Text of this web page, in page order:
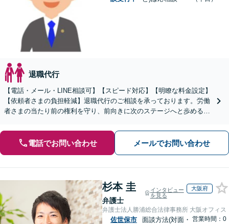
退職代行
【電話・メール・LINE相談可】【スピード対応】【明瞭な料金設定】
【依頼者さまの負担軽減】退職代行のご相談を承っております。労働
者さまの当たり前の権利を守り、前向きに次のステージへと歩めるよ
電話でお問い合わせ メールでお問い合わせ
杉本 圭
弁護士
インタビュー
を見る
大阪府
弁護士法人勝浦総合法律事務所 大阪オフィス
佐世保市
面談方法(対面・ 営業時間：0